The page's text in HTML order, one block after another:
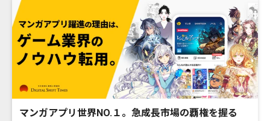
マンガアプリ世界NO.１。急成長市場の覇権を握る